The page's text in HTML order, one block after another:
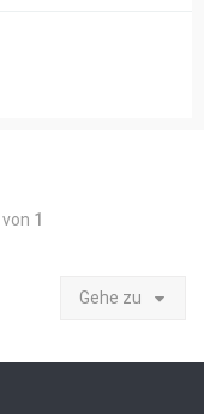
von 1
Gehe zu